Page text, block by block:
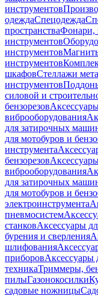
инструментов
одеждаСпецодежда
пространстваФонари,
инструментов
инструментов
инструментов
шкафовСтеллажи
инструментов
силовой и
бензорезов
виброоборудования
для затирочных
для мотобуров и
инструмента
бензорезов
виброоборудования
для затирочных
для мотобуров и
электроинструмента
пневмосистем
станковАксессуары
бурения и сверления
шлифования
приборовАксессуары
техникаТриммеры,
пилыГазонокосилки
садовые ножницы